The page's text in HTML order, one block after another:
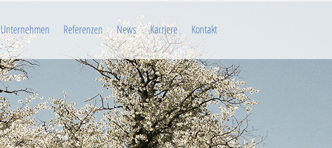
Unternehmen Referenzen News Karriere Kontakt